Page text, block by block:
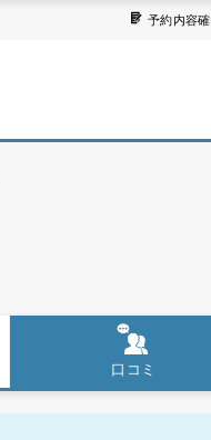
予約内容
口コミ